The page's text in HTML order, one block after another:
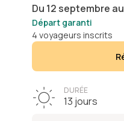
DURÉE
13 jours
Du 12 septembre au
Départ garanti
4 voyageurs inscrits